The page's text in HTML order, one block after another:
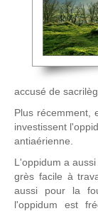
accusé de
Plus récemment,
investissent
antiaérienne.
L'oppidum a
grès facile à
aussi pour la
l'oppidum est